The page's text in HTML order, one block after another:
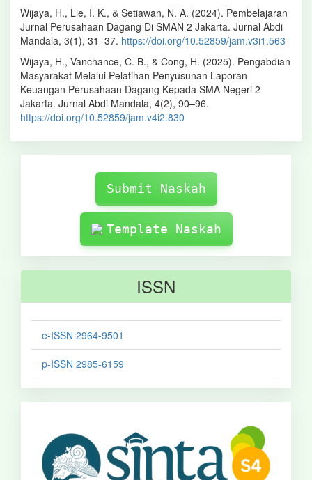
Wijaya, H., Lie, I. K., & Setiawan, N. A. (2024). Pembelajaran
Jurnal Perusahaan Dagang Di SMAN 2 Jakarta. Jurnal Abdi
Mandala, 3(1), 31–37. https://doi.org/10.52859/jam.v3i1.563
Wijaya, H., Vanchance, C. B., & Cong, H. (2025). Pengabdian
Masyarakat Melalui Pelatihan Penyusunan Laporan
Keuangan Perusahaan Dagang Kepada SMA Negeri 2
Jakarta. Jurnal Abdi Mandala, 4(2), 90–96.
https://doi.org/10.52859/jam.v4i2.830
SubmissionSubmit Naskah
Template Naskah
ISSN
e-ISSN 2964-9501
p-ISSN 2985-6159